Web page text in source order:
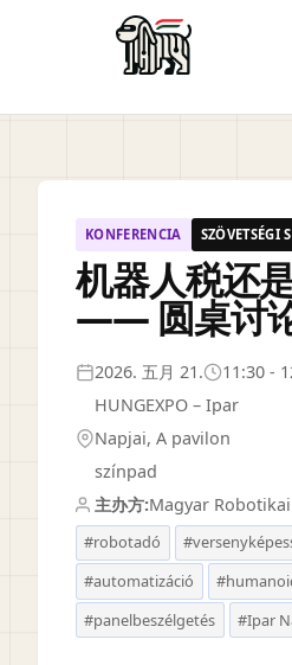
KONFERENCIA SZÖVETSÉGI
机器人税还
—— 圆桌讨
2026. 五月 21.
11:30 -
HUNGEXPO – Ipar
Napjai, A pavilon
színpad
主办方:Magyar
#robotadó
#automatizáció
#panelbeszélgetés
#Ipar